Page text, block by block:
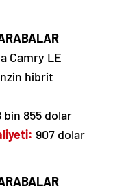
Camry LE
hibrit
bin 855 dolar
907 dolar